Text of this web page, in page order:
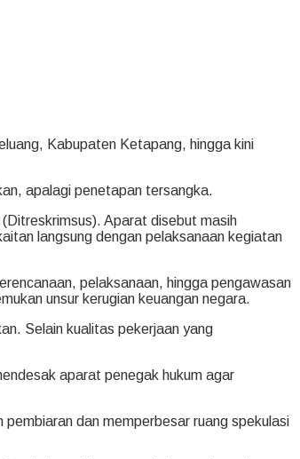
Kabupaten Ketapang, hingga kini
apalagi penetapan tersangka.
Aparat disebut masih
langsung dengan pelaksanaan kegiatan
pelaksanaan, hingga pengawasan
unsur kerugian keuangan negara.
Selain kualitas pekerjaan yang
aparat penegak hukum agar
dan memperbesar ruang spekulasi